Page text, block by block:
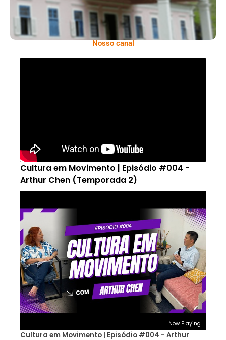
Nosso canal
Cultura em Movimento | Episódio #004 -
Arthur Chen (Temporada 2)
Now Playing
Cultura em Movimento | Episódio #004 - Arthur